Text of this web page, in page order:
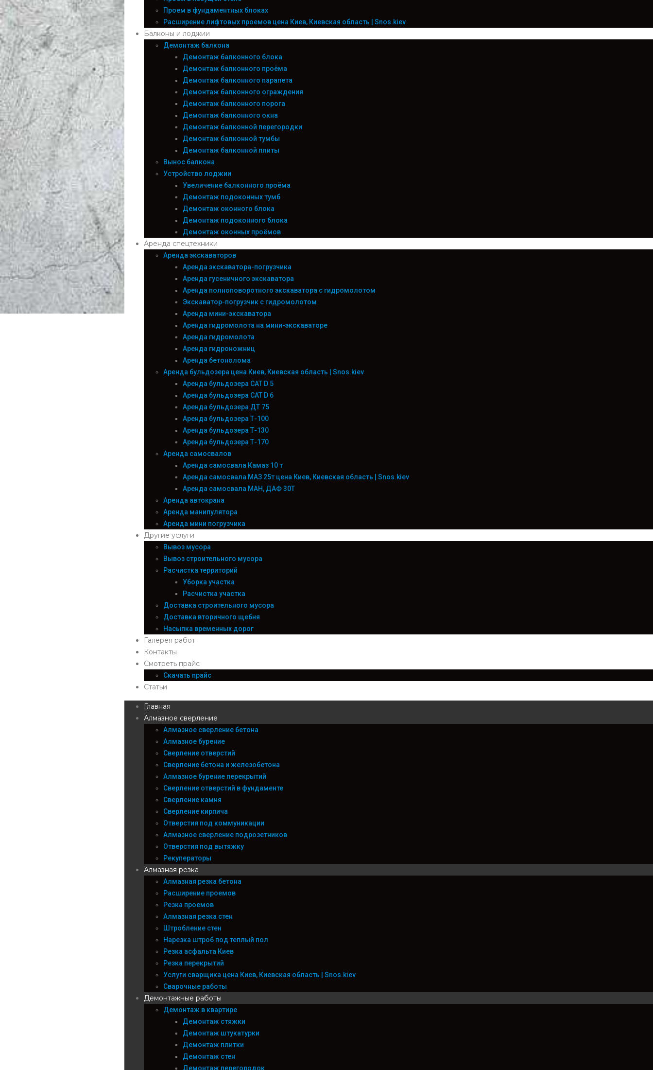
Проем в фундаментных блоках
Расширение лифтовых проемов цена Киев, Киевская область | Snos.kiev
Балконы и лоджии
Демонтаж балкона
Демонтаж балконного блока
Демонтаж балконного проёма
Демонтаж балконного парапета
Демонтаж балконного ограждения
Демонтаж балконного порога
Демонтаж балконного окна
Демонтаж балконной перегородки
Демонтаж балконной тумбы
Демонтаж балконной плиты
Вынос балкона
Устройство лоджии
Увеличение балконного проёма
Демонтаж подоконных тумб
Демонтаж оконного блока
Демонтаж подоконного блока
Демонтаж оконных проёмов
Аренда спецтехники
Аренда экскаваторов
Аренда экскаватора-погрузчика
Аренда гусеничного экскаватора
Аренда полноповоротного экскаватора с гидромолотом
Экскаватор-погрузчик с гидромолотом
Аренда мини-экскаватора
Аренда гидромолота на мини-экскаваторе
Аренда гидромолота
Аренда гидроножниц
Аренда бетонолома
Аренда бульдозера цена Киев, Киевская область | Snos.kiev
Аренда бульдозера CAT D 5
Аренда бульдозера CAT D 6
Аренда бульдозера ДТ 75
Аренда бульдозера Т-100
Аренда бульдозера Т-130
Аренда бульдозера Т-170
Аренда самосвалов
Аренда самосвала Камаз 10 т
Аренда самосвала МАЗ 25т цена Киев, Киевская область | Snos.kiev
Аренда самосвала МАН, ДАФ 30Т
Аренда автокрана
Аренда манипулятора
Аренда мини погрузчика
Другие услуги
Вывоз мусора
Вывоз строительного мусора
Расчистка территорий
Уборка участка
Расчистка участка
Доставка строительного мусора
Доставка вторичного щебня
Насыпка временных дорог
Галерея работ
Контакты
Смотреть прайс
Скачать прайс
Статьи
Главная
Алмазное сверление
Алмазное сверление бетона
Алмазное бурение
Сверление отверстий
Сверление бетона и железобетона
Алмазное бурение перекрытий
Сверление отверстий в фундаменте
Сверление камня
Сверление кирпича
Отверстия под коммуникации
Алмазное сверление подрозетников
Отверстия под вытяжку
Рекуператоры
Алмазная резка
Алмазная резка бетона
Расширение проемов
Резка проемов
Алмазная резка стен
Штробление стен
Нарезка штроб под теплый пол
Резка асфальта Киев
Резка перекрытий
Услуги сварщика цена Киев, Киевская область | Snos.kiev
Сварочные работы
Демонтажные работы
Демонтаж в квартире
Демонтаж стяжки
Демонтаж штукатурки
Демонтаж плитки
Демонтаж стен
Демонтаж перегородок